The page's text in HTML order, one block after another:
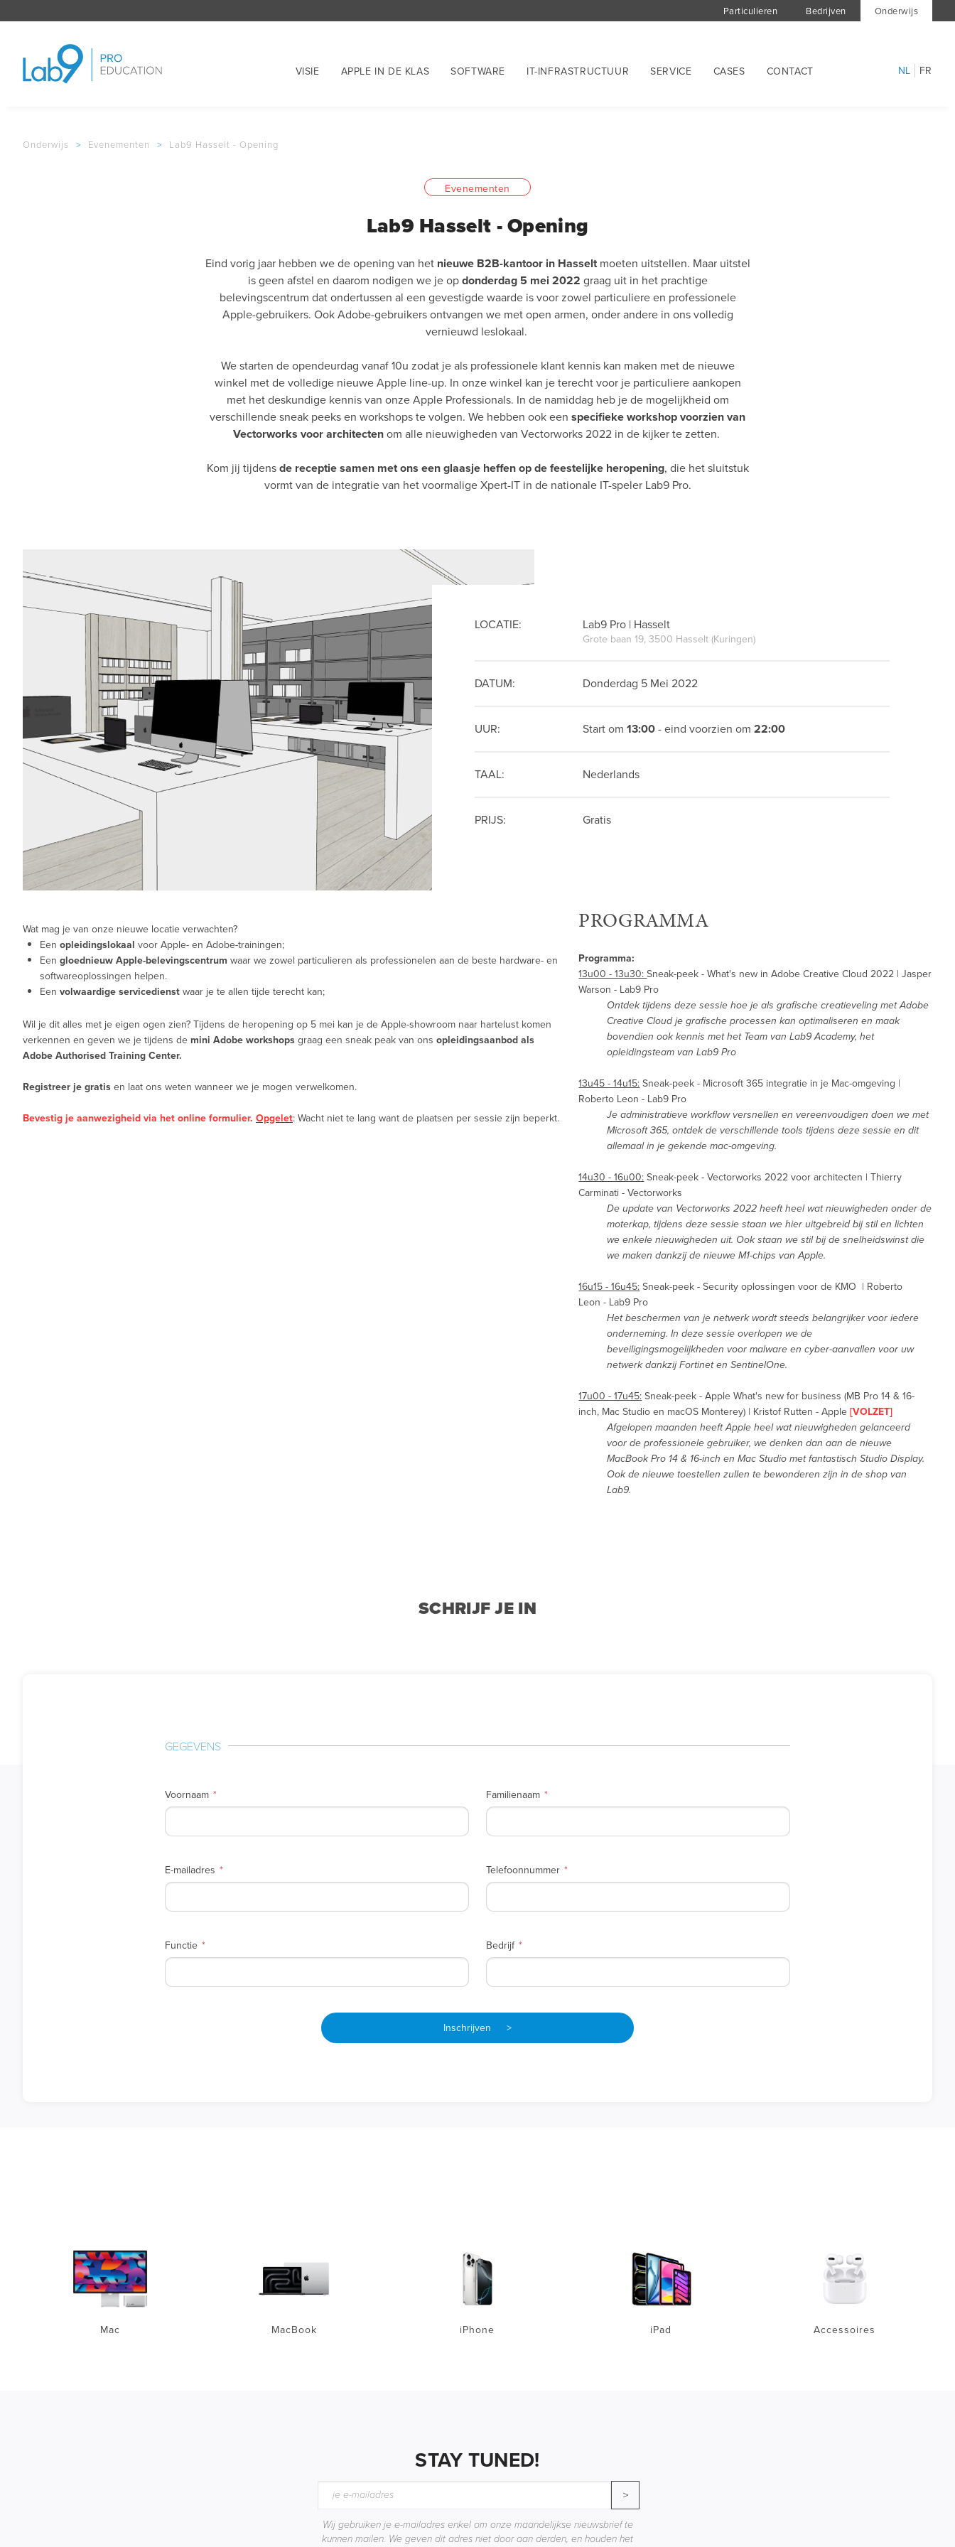
Particulieren Bedrijven Onderwijs
VISIE APPLE IN DE KLAS SOFTWARE IT-INFRASTRUCTUUR SERVICE CASES CONTACT NL FR
Onderwijs > Evenementen > Lab9 Hasselt - Opening
Evenementen
Lab9 Hasselt - Opening
Eind vorig jaar hebben we de opening van het nieuwe B2B-kantoor in Hasseltmoeten uitstellen. Maar uitstel
is geen afstel en daarom nodigen we je opdonderdag 5 mei 2022 graag uit in het prachtige
belevingscentrum dat ondertussen al een gevestigde waarde is voor zowel particuliere en professionele
Apple-gebruikers. Ook Adobe-gebruikers ontvangen we met open armen, onder andere in ons volledig
vernieuwd leslokaal.
We starten de opendeurdag vanaf 10u zodat je als professionele klant kennis kan maken met de nieuwe
winkel met de volledige nieuwe Apple line-up. In onze winkel kan je terecht voor je particuliere aankopen
met het deskundige kennis van onze Apple Professionals. In de namiddag heb je de mogelijkheid om
verschillende sneak peeks en workshops te volgen. We hebben ook een specifieke workshop voorzien van
Vectorworks voor architectenom alle nieuwigheden van Vectorworks 2022 in de kijker te zetten.
Kom jij tijdensde receptie samen met ons een glaasje heffen op de feestelijke heropening, die het sluitstuk
vormt van de integratie van het voormalige Xpert-IT in de nationale IT-speler Lab9 Pro.
LOCATIE: Lab9 Pro | Hasselt
Grote baan 19, 3500 Hasselt (Kuringen)
DATUM: Donderdag 5 Mei 2022
UUR: Start om 13:00- eind voorzien om 22:00
TAAL: Nederlands
PRIJS: Gratis
Wat mag je van onze nieuwe locatie verwachten?
Een opleidingslokaal voor Apple- en Adobe-trainingen;
Een gloednieuw Apple-belevingscentrum waar we zowel particulieren als professionelen aan de beste hardware- en
softwareoplossingen helpen.
Een volwaardige servicedienstwaar je te allen tijde terecht kan;
Wil je dit alles met je eigen ogen zien? Tijdens de heropening op 5 mei kan je de Apple-showroom naar hartelust komen
verkennen en geven we je tijdens de mini Adobe workshopsgraag een sneak peak van ons opleidingsaanbod als
Adobe Authorised Training Center.
Registreer je gratisen laat ons weten wanneer we je mogen verwelkomen.
Bevestig je aanwezigheid via het online formulier. Opgelet: Wacht niet te lang want de plaatsen per sessie zijn beperkt.
PROGRAMMA
Programma:
13u00 - 13u30:Sneak-peek - What's new in Adobe Creative Cloud 2022 | Jasper
Warson - Lab9 Pro
Ontdek tijdens deze sessie hoe je als grafische creatieveling met Adobe
Creative Cloud je grafische processen kan optimaliseren en maak
bovendien ook kennis met het Team van Lab9 Academy, het
opleidingsteam van Lab9 Pro
13u45 - 14u15:Sneak-peek - Microsoft 365 integratie in je Mac-omgeving |
Roberto Leon - Lab9 Pro
Je administratieve workflow versnellen en vereenvoudigen doen we met
Microsoft 365, ontdek de verschillende tools tijdens deze sessie en dit
allemaal in je gekende mac-omgeving.
14u30 - 16u00:Sneak-peek - Vectorworks 2022 voor architecten | Thierry
Carminati - Vectorworks
De update van Vectorworks 2022 heeft heel wat nieuwigheden onder de
moterkap, tijdens deze sessie staan we hier uitgebreid bij stil en lichten
we enkele nieuwigheden uit. Ook staan we stil bij de snelheidswinst die
we maken dankzij de nieuwe M1-chips van Apple.
16u15 - 16u45:Sneak-peek - Security oplossingen voor de KMO | Roberto
Leon - Lab9 Pro
Het beschermen van je netwerk wordt steeds belangrijker voor iedere
onderneming. In deze sessie overlopen we de
beveiligingsmogelijkheden voor malware en cyber-aanvallen voor uw
netwerk dankzij Fortinet en SentinelOne.
17u00 - 17u45:Sneak-peek - Apple What's new for business (MB Pro 14 & 16-
inch, Mac Studio en macOS Monterey) | Kristof Rutten - Apple[VOLZET]
Afgelopen maanden heeft Apple heel wat nieuwigheden gelanceerd
voor de professionele gebruiker, we denken dan aan de nieuwe
MacBook Pro 14 & 16-inch en Mac Studio met fantastisch Studio Display.
Ook de nieuwe toestellen zullen te bewonderen zijn in de shop van
Lab9.
SCHRIJF JE IN
GEGEVENS
Voornaam Familienaam
E-mailadres Telefoonnummer
Functie Bedrijf
Inschrijven >
Mac MacBook iPhone iPad Accessoires
STAY TUNED!
>
Wij gebruiken je e-mailadres enkel om onze maandelijkse nieuwsbrief te
kunnen mailen. We geven dit adres niet door aan derden, en houden het